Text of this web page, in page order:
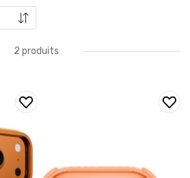
2 produits